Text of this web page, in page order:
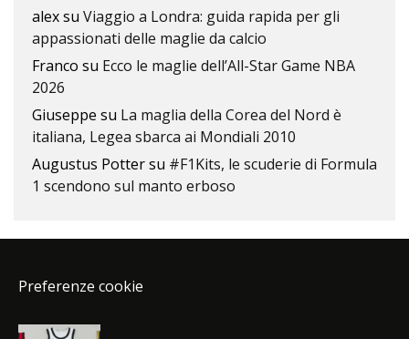
alexsu Viaggio a Londra: guida rapida per gli
appassionati delle maglie da calcio
Franco su Ecco le maglie dell’All-Star Game NBA
2026
Giuseppe su La maglia della Corea del Nord è
italiana, Legea sbarca ai Mondiali 2010
Augustus Pottersu #F1Kits, le scuderie di Formula
1 scendono sul manto erboso
Preferenze cookie